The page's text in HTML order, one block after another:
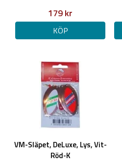
179 kr
KÖP
VM-Släpet, DeLuxe, Lys, Vit-
Röd-K